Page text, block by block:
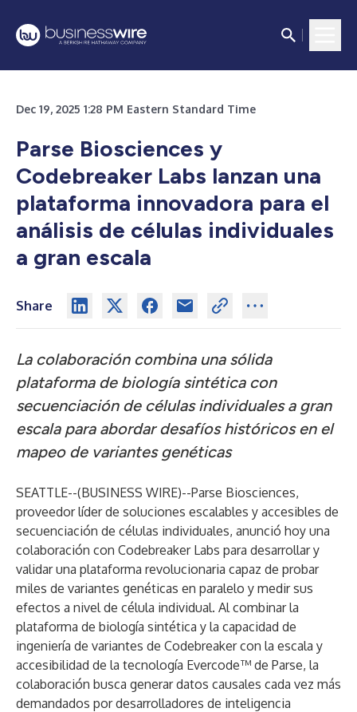
Dec 19, 2025 1:28 PM Eastern Standard Time
Parse Biosciences y
Codebreaker Labs lanzan una
plataforma innovadora para el
análisis de células individuales
a gran escala
Share
La colaboración combina una sólida
plataforma de biología sintética con
secuenciación de células individuales a gran
escala para abordar desafíos históricos en el
mapeo de variantes genéticas
SEATTLE--(BUSINESS WIRE)--Parse Biosciences,
proveedor líder de soluciones escalables y accesibles de
secuenciación de células individuales, anunció hoy una
colaboración con Codebreaker Labs para desarrollar y
validar una plataforma revolucionaria capaz de probar
miles de variantes genéticas en paralelo y medir sus
efectos a nivel de célula individual. Al combinar la
plataforma de biología sintética y la capacidad de
ingeniería de variantes de Codebreaker con la escala y
accesibilidad de la tecnología Evercode™ de Parse, la
colaboración busca generar datos causales cada vez más
demandados por desarrolladores de inteligencia